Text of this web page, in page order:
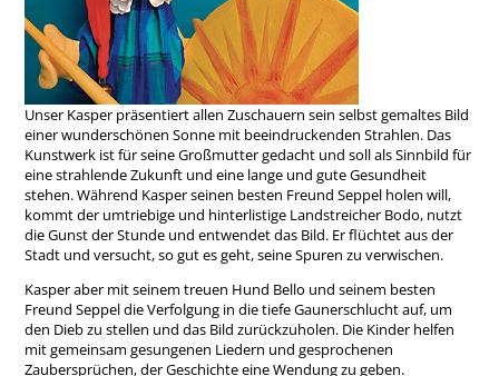
Unser Kasper präsentiert allen Zuschauern sein selbst gemaltes Bild
einer wunderschönen Sonne mit beeindruckenden Strahlen. Das
Kunstwerk ist für seine Großmutter gedacht und soll als Sinnbild für
eine strahlende Zukunft und eine lange und gute Gesundheit
stehen. Während Kasper seinen besten Freund Seppel holen will,
kommt der umtriebige und hinterlistige Landstreicher Bodo, nutzt
die Gunst der Stunde und entwendet das Bild. Er flüchtet aus der
Stadt und versucht, so gut es geht, seine Spuren zu verwischen.
Kasper aber mit seinem treuen Hund Bello und seinem besten
Freund Seppel die Verfolgung in die tiefe Gaunerschlucht auf, um
den Dieb zu stellen und das Bild zurückzuholen. Die Kinder helfen
mit gemeinsam gesungenen Liedern und gesprochenen
Zaubersprüchen, der Geschichte eine Wendung zu geben.